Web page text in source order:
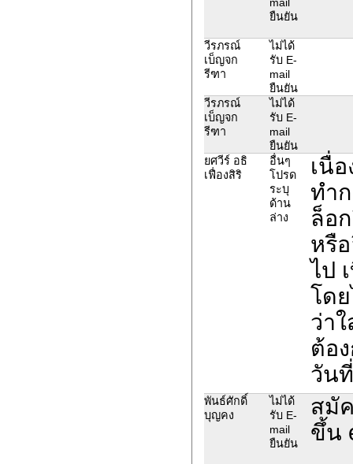
ยืนยัน
วีรภรณ์
เบ็ญจก
รีฑา
ไม่ได้
รับ E-
mail
ยืนยัน
วีรภรณ์
เบ็ญจก
รีฑา
ไม่ได้
รับ E-
mail
ยืนยัน
ยศวีร์ อธิ
เฟื่องสิริ
อื่นๆ
โปรด
ระบุ
ด้าน
ล่าง
เนื่
ทำ
ล็อ
หรื
ไป
โด
ว่า
ต้อ
วัน
พันธ์ศักดิ์
บุญคง
ไม่ได้
รับ E-
mail
ยืนยัน
สมั
ขึ้น